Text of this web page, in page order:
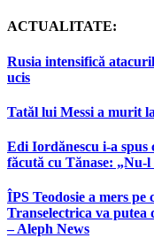
ACTUALITATE:
Rusia intensifică
ucis
Tatăl lui Messi a murit
Edi Iordănescu i-a
făcută cu Tănase:
ÎPS Teodosie a mers pe
Transelectrica va
– Aleph News